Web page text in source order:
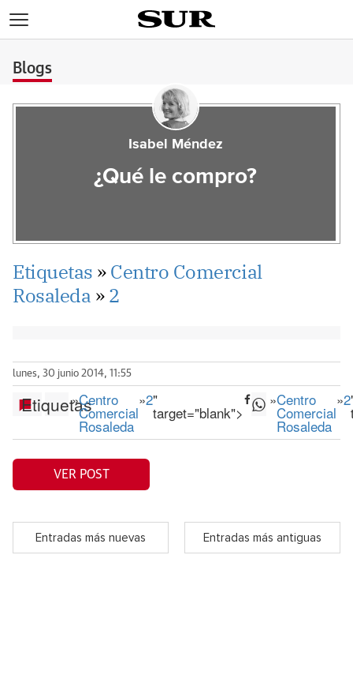
Blogs
Isabel Méndez
¿Qué le compro?
Etiquetas »Centro Comercial
Rosaleda »2
lunes, 30 junio 2014, 11:55
Etiquetas
»Centro
Comercial
Rosaleda
»2"
target="blank">
»Centro
Comercial
Rosaleda
»2
VER POST
Entradas más nuevas Entradas más antiguas